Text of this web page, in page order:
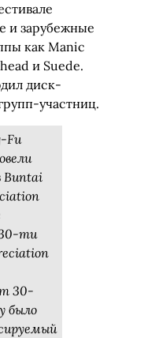
и зарубежные
как Manic
и Suede.
диск-
участниц.
Fu
Buntai
ти
30-
было